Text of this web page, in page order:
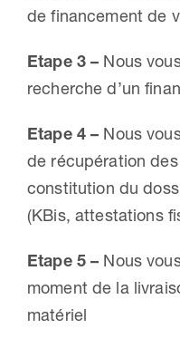
de financement de
Etape 3 – Nous
recherche d’un
Etape 4 – Nous
de récupération
constitution du
(KBis, attestations
Etape 5 – Nous
moment de la
matériel